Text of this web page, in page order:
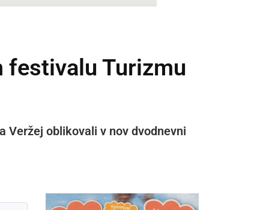
festivalu Turizmu
Veržej oblikovali v nov dvodnevni